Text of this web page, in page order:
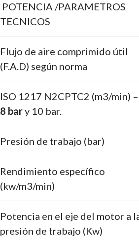
POTENCIA /PARAMETROS
TECNICOS
Flujo de aire comprimido útil
(F.A.D) según norma
ISO 1217 N2CPTC2 (m3/min)
8 bary 10 bar.
Presión de trabajo (bar)
Rendimiento específico
(kw/m3/min)
Potencia en el eje del motor a
presión de trabajo (Kw)